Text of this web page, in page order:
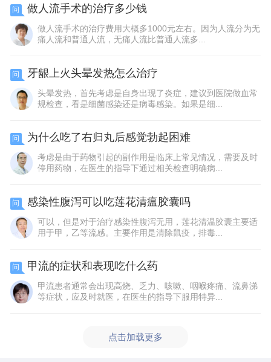
问 做人流手术的治疗多少钱
做人流手术的治疗费用大概多1000元左右。因为人流分为无
痛人流和普通人流，无痛人流比普通人流多...
问 牙龈上火头晕发热怎么治疗
头晕发热，首先考虑是自身出现了炎症，建议到医院做血常
规检查，看是细菌感染还是病毒感染。如果是细...
问 为什么吃了右归丸后感觉勃起困难
考虑是由于药物引起的副作用是临床上常见情况，需要及时
停用药物，在医生的指导下通过相关检查明确病...
问 感染性腹泻可以吃莲花清瘟胶囊吗
可以，但是对于治疗感染性腹泻无用，莲花清温胶囊主要适
用于甲，乙等流感。主要作用是清除鼠疫，排毒...
问 甲流的症状和表现吃什么药
甲流患者通常会出现高烧、乏力、咳嗽、咽喉疼痛、流鼻涕
等症状，应及时就医，在医生的指导下服用特异...
点击加载更多